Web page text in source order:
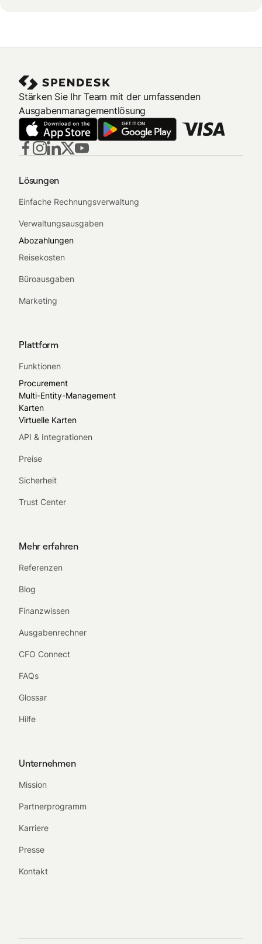
Stärken Sie Ihr Team mit der umfassenden
Ausgabenmanagementlösung
Lösungen
Einfache Rechnungsverwaltung
Verwaltungsausgaben
Abozahlungen
Reisekosten
Büroausgaben
Marketing
Plattform
Funktionen
Procurement
Multi-Entity-Management
Karten
Virtuelle Karten
API & Integrationen
Preise
Sicherheit
Trust Center
Mehr erfahren
Referenzen
Blog
Finanzwissen
Ausgabenrechner
CFO Connect
FAQs
Glossar
Hilfe
Unternehmen
Mission
Partnerprogramm
Karriere
Presse
Kontakt